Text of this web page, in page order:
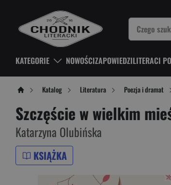
KATEGORIE NOWOŚCIZAPOWIEDZILITERACI
Katalog Literatura Poezja i dramat
Szczęście w wielkim
Katarzyna Olubińska
KSIĄŻKA